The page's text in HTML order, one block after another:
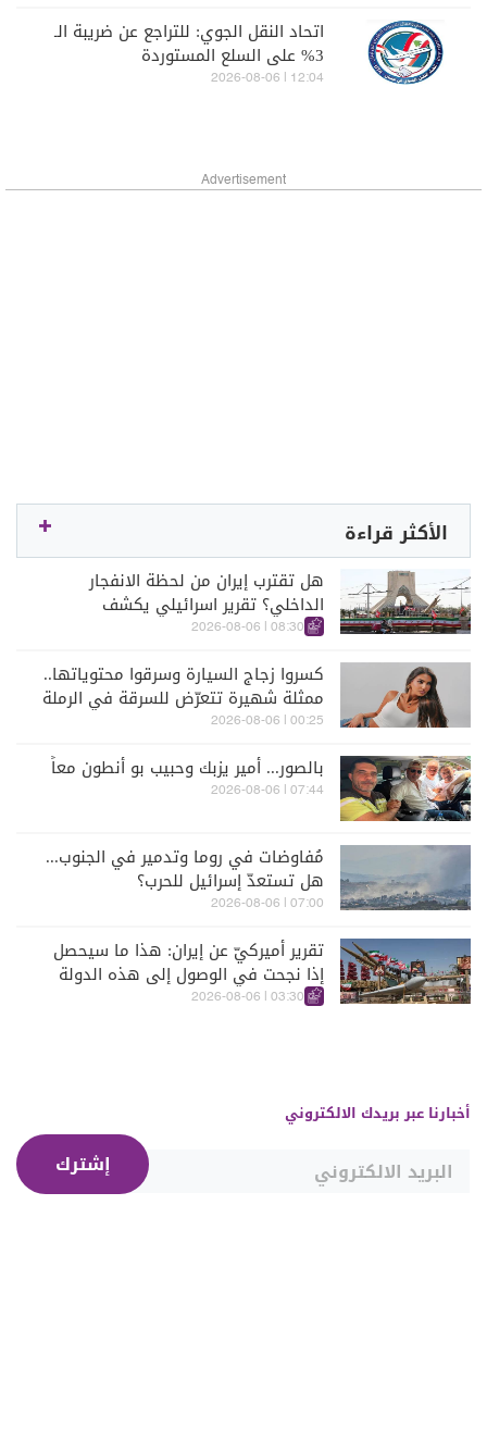
اتحاد النقل الجوي: للتراجع عن ضريبة الـ
3% على السلع المستوردة
12:04 | 2026-08-06
Advertisement
الأكثر قراءة
هل تقترب إيران من لحظة الانفجار
الداخلي؟ تقرير اسرائيلي يكشف
الكواليس
08:30 | 2026-08-06
كسروا زجاج السيارة وسرقوا محتوياتها..
ممثلة شهيرة تتعرّض للسرقة في الرملة
البيضاء (فيديو)
00:25 | 2026-08-06
بالصور... أمير يزبك وحبيب بو أنطون معاً
07:44 | 2026-08-06
مُفاوضات في روما وتدمير في الجنوب...
هل تستعدّ إسرائيل للحرب؟
07:00 | 2026-08-06
تقرير أميركيّ عن إيران: هذا ما سيحصل
إذا نجحت في الوصول إلى هذه الدولة
الآسيويّة
03:30 | 2026-08-06
أخبارنا عبر بريدك الالكتروني
إشترك